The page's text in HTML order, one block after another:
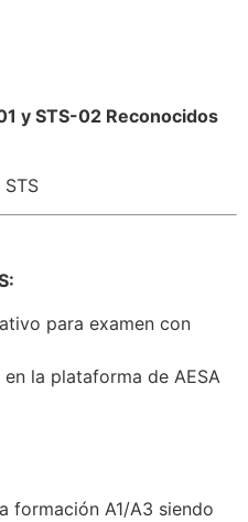
y STS-02 Reconocidos
para examen con
la plataforma de AESA
formación A1/A3 siendo